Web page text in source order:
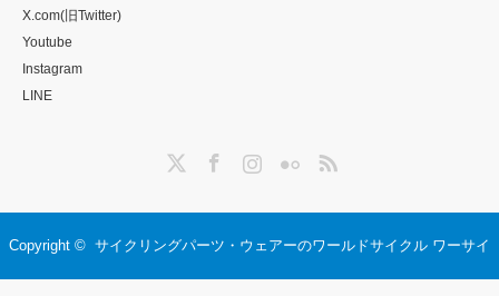
X.com(旧Twitter)
Youtube
Instagram
LINE
InstagramFlickr RSS
Copyright © サイクリングパーツ・ウェアーのワールドサイクル ワーサイ